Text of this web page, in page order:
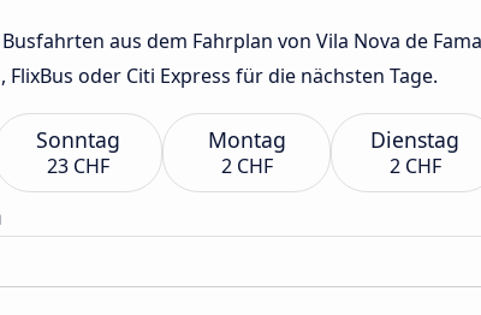
aus dem Fahrplan von Vila Nova de
oder Citi Express für die nächsten Tage.
Sonntag
23 CHF
Montag
2 CHF
Dienstag
2 CHF